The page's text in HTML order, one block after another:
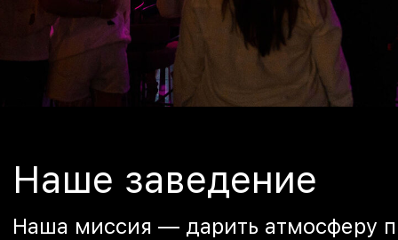
Наша миссия — дарить атмосферу
Наше заведение